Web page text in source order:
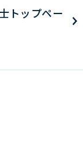
トップペー